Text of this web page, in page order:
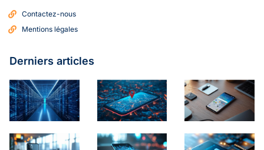
Contactez-nous
Mentions légales
Derniers articles